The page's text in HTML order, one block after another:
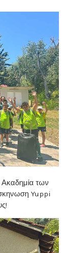
Ακαδημία των
Yuppi